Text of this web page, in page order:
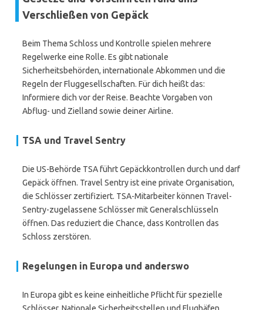
Verschließen von Gepäck
Beim Thema Schloss und Kontrolle spielen mehrere
Regelwerke eine Rolle. Es gibt nationale
Sicherheitsbehörden, internationale Abkommen und die
Regeln der Fluggesellschaften. Für dich heißt das:
Informiere dich vor der Reise. Beachte Vorgaben von
Abflug- und Zielland sowie deiner Airline.
TSA und Travel Sentry
Die US-Behörde TSA führt Gepäckkontrollen durch und darf
Gepäck öffnen. Travel Sentry ist eine private Organisation,
die Schlösser zertifiziert. TSA-Mitarbeiter können Travel-
Sentry-zugelassene Schlösser mit Generalschlüsseln
öffnen. Das reduziert die Chance, dass Kontrollen das
Schloss zerstören.
Regelungen in Europa und anderswo
In Europa gibt es keine einheitliche Pflicht für spezielle